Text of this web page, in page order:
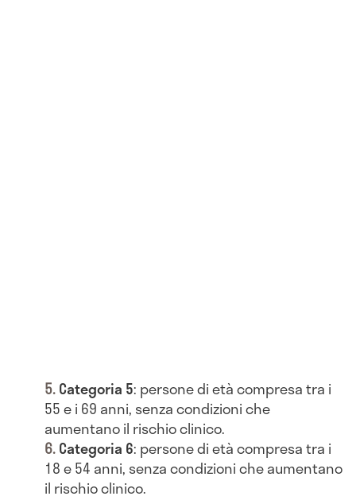
Categoria 5: persone di età compresa tra i
55 e i 69 anni, senza condizioni che
aumentano il rischio clinico.
Categoria 6: persone di età compresa tra i
18 e 54 anni, senza condizioni che aumentano
il rischio clinico.